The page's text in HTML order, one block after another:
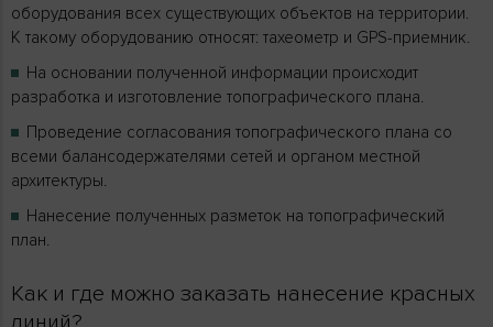
оборудования всех существующих объектов на территории.
К такому оборудованию относят: тахеометр и GPS-приемник.
На основании полученной информации происходит
разработка и изготовление топографического плана.
Проведение согласования топографического плана со
всеми балансодержателями сетей и органом местной
архитектуры.
Нанесение полученных разметок на топографический
план.
Как и где можно заказать нанесение красных